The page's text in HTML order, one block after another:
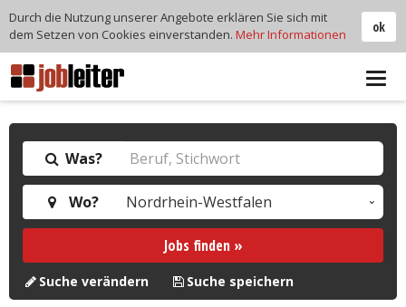
Was?
Wo?
Jobs finden »
Suche verändern Suche speichern
ok
Durch die Nutzung unserer Angebote erklären Sie sich mit
dem Setzen von Cookies einverstanden. Mehr Informationen